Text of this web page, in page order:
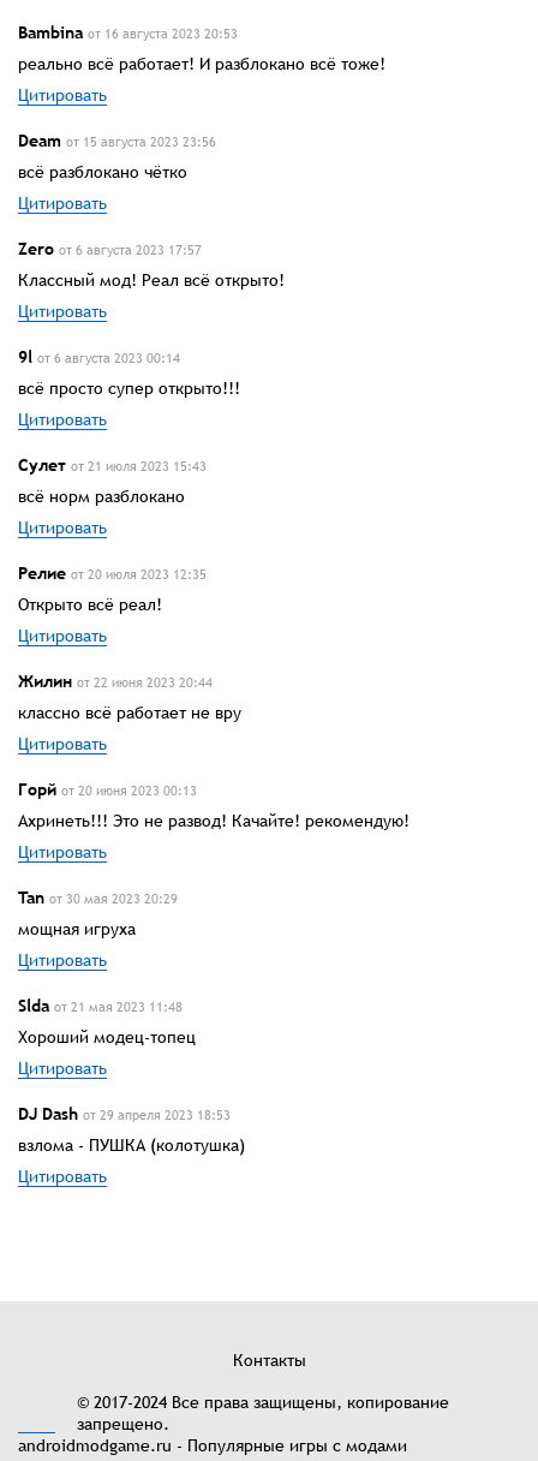
Bambina от 16 августа 2023 20:53
реально всё работает! И разблокано всё тоже!
Цитировать
Deam от 15 августа 2023 23:56
всё разблокано чётко
Цитировать
Zero от 6 августа 2023 17:57
Классный мод! Реал всё открыто!
Цитировать
9l от 6 августа 2023 00:14
всё просто супер открыто!!!
Цитировать
Сулет от 21 июля 2023 15:43
всё норм разблокано
Цитировать
Релие от 20 июля 2023 12:35
Открыто всё реал!
Цитировать
Жилин от 22 июня 2023 20:44
классно всё работает не вру
Цитировать
Горй от 20 июня 2023 00:13
Ахринеть!!! Это не развод! Качайте! рекомендую!
Цитировать
Tan от 30 мая 2023 20:29
мощная игруха
Цитировать
Slda от 21 мая 2023 11:48
Хороший модец-топец
Цитировать
DJ Dash от 29 апреля 2023 18:53
взлома - ПУШКА (колотушка)
Цитировать
Контакты
© 2017-2024 Все права защищены, копирование
запрещено.
androidmodgame.ru - Популярные игры с модами